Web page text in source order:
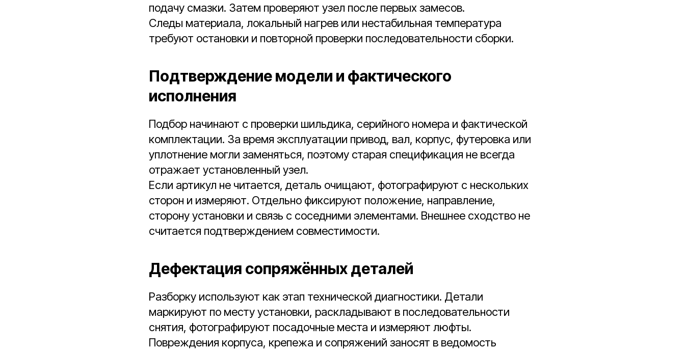
подачу смазки. Затем проверяют узел после первых замесов.
Следы материала, локальный нагрев или нестабильная температура
требуют остановки и повторной проверки последовательности сборки.
Подтверждение модели и фактического
исполнения
Подбор начинают с проверки шильдика, серийного номера и фактической
комплектации. За время эксплуатации привод, вал, корпус, футеровка или
уплотнение могли заменяться, поэтому старая спецификация не всегда
отражает установленный узел.
Если артикул не читается, деталь очищают, фотографируют с нескольких
сторон и измеряют. Отдельно фиксируют положение, направление,
сторону установки и связь с соседними элементами. Внешнее сходство не
считается подтверждением совместимости.
Дефектация сопряжённых деталей
Разборку используют как этап технической диагностики. Детали
маркируют по месту установки, раскладывают в последовательности
снятия, фотографируют посадочные места и измеряют люфты.
Повреждения корпуса, крепежа и сопряжений заносят в ведомость